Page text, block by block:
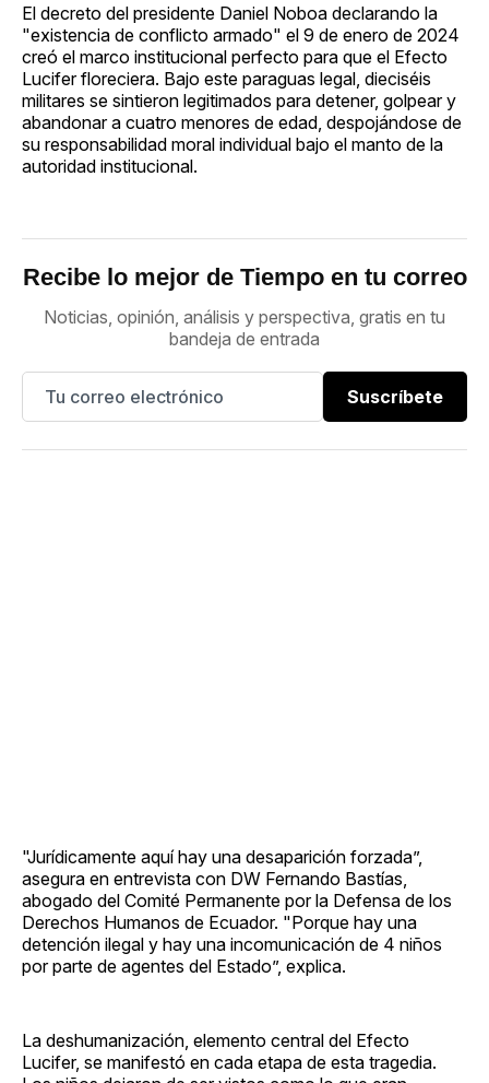
El decreto del presidente Daniel Noboa declarando la
"existencia de conflicto armado" el 9 de enero de 2024
creó el marco institucional perfecto para que el Efecto
Lucifer floreciera. Bajo este paraguas legal, dieciséis
militares se sintieron legitimados para detener, golpear y
abandonar a cuatro menores de edad, despojándose de
su responsabilidad moral individual bajo el manto de la
autoridad institucional.
Recibe lo mejor de Tiempo en tu correo
Noticias, opinión, análisis y perspectiva, gratis en tu
bandeja de entrada
Suscríbete
"Jurídicamente aquí hay una desaparición forzada”,
asegura en entrevista con DW Fernando Bastías,
abogado del Comité Permanente por la Defensa de los
Derechos Humanos de Ecuador. "Porque hay una
detención ilegal y hay una incomunicación de 4 niños
por parte de agentes del Estado”, explica.
La deshumanización, elemento central del Efecto
Lucifer, se manifestó en cada etapa de esta tragedia.